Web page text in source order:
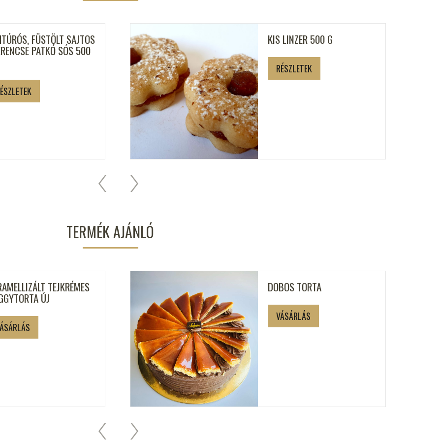
FÜSTÖLT SAJTOS
PATKÓ SÓS 500
KIS LINZER 500 G
RÉSZLETEK
TERMÉK AJÁNLÓ
TEJKRÉMES
ÚJ
DOBOS TORTA
VÁSÁRLÁS